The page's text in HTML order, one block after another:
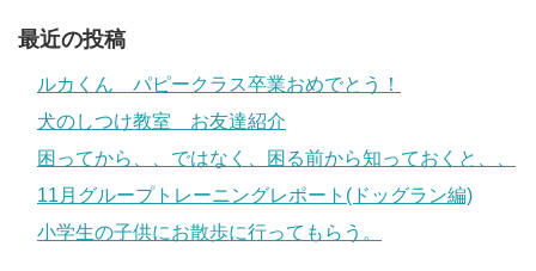
最近の投稿
ルカくん パピークラス卒業おめでとう！
犬のしつけ教室 お友達紹介
困ってから、、ではなく、困る前から知っておくと、、
11月グループトレーニングレポート(ドッグラン編)
小学生の子供にお散歩に行ってもらう。